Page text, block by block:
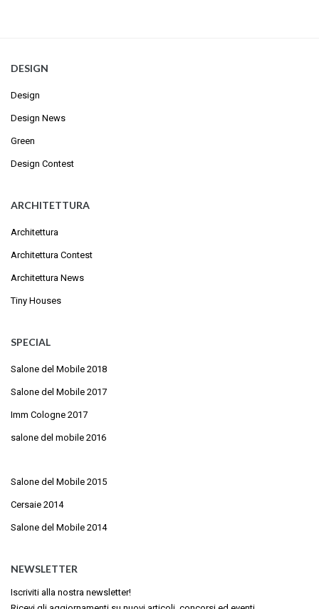
DESIGN
Design
Design News
Green
Design Contest
ARCHITETTURA
Architettura
Architettura Contest
Architettura News
Tiny Houses
SPECIAL
Salone del Mobile 2018
Salone del Mobile 2017
Imm Cologne 2017
salone del mobile 2016
Salone del Mobile 2015
Cersaie 2014
Salone del Mobile 2014
NEWSLETTER
Iscriviti alla nostra newsletter!